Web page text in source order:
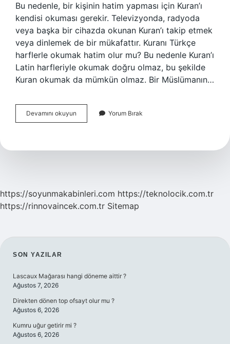
Bu nedenle, bir kişinin hatim yapması için Kuran’ı
kendisi okuması gerekir. Televizyonda, radyoda
veya başka bir cihazda okunan Kuran’ı takip etmek
veya dinlemek de bir mükafattır. Kuranı Türkçe
harflerle okumak hatim olur mu? Bu nedenle Kuran’ı
Latin harfleriyle okumak doğru olmaz, bu şekilde
Kuran okumak da mümkün olmaz. Bir Müslümanın…
Devamını okuyun
Meali
Olur
Yorum Bırak
https://soyunmakabinleri.com https://teknolocik.com.tr
https://rinnovaincek.com.tr Sitemap
SIDEBAR
SON YAZILAR
Lascaux Mağarası hangi döneme aittir ?
Ağustos 7, 2026
Direkten dönen top ofsayt olur mu ?
Ağustos 6, 2026
Kumru uğur getirir mi ?
Ağustos 6, 2026